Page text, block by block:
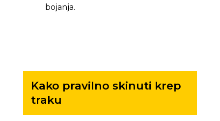
bojanja.
Kako pravilno skinuti krep
traku